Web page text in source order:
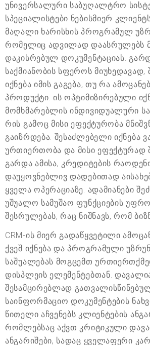
უნივერსალური საბუღალტრო
სპეციალისტები ნებისმიერ
მაღალი ხარისხის პროგრამულ
რომელიც ადვილად დაასრულებს
დაკისრებულ დოკუმენტაციას.
საქმიანობის სფეროს
იქნება იმის გაგება, თუ რა
პროდუქტი. ის ოპტიმიზირებული
მომხმარებლის ინდივიდუალური
რის გამოც მისი ეფექტურობა
გაიზრდება. შესაძლებელი იქნება
ურთიერთობა და მისი ეფექტურად
გარდა ამისა, კრედიტების
დაუყოვნებლივ დადებითად
ყველა ოპერაციაზე. ადამიანები
უშუალო სამუშაო ფუნქციების
შესრულებას, რაც ნიშნავს, რომ
CRM-ის მიერ გადაწყვეტილი
ქვეშ იქნება და პროგრამული
საშუალებას მოგცემთ
დისპლეის ელემენტებთან.
შესამცირებლად
საინფორმაციო დოკუმენტების
წითელი აჩვენებს კლიენტების
რომლებსაც აქვთ კრიტიკული
ანგარიშები, სადაც ყველაფერი